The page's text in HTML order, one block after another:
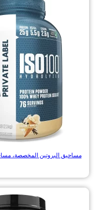
مساحيق البروتين المخصصة،